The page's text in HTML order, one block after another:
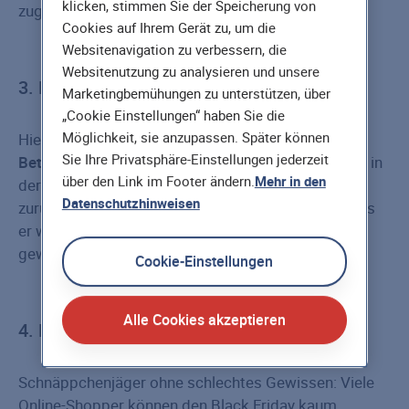
zugleich die Zeit bis Weihnachten abstreichen.
3. Durchhalte-Challenge
Hierbei beginnen Sparer mit einemfestgelegten
Betragin der Woche. Wer vergisst zu sparen, muss in
der nächsten Woche den dreifachen Betrag
zurücklegen. Wer am Ende viel mehr gespart hat, als
er wollte, hat verloren… aber irgendwie auch
gewonnen.
4. Black Friday-Challenge
Schnäppchenjäger ohne schlechtes Gewissen: Viele
klicken, stimmen Sie der Speicherung von
Cookies auf Ihrem Gerät zu, um die
Websitenavigation zu verbessern, die
Websitenutzung zu analysieren und unsere
Marketingbemühungen zu unterstützen, über
„Cookie Einstellungen“ haben Sie die
Möglichkeit, sie anzupassen. Später können
Sie Ihre Privatsphäre-Einstellungen jederzeit
über den Link im Footer ändern. Mehr in den
Datenschutzhinweisen
Cookie-Einstellungen
Alle Cookies akzeptieren